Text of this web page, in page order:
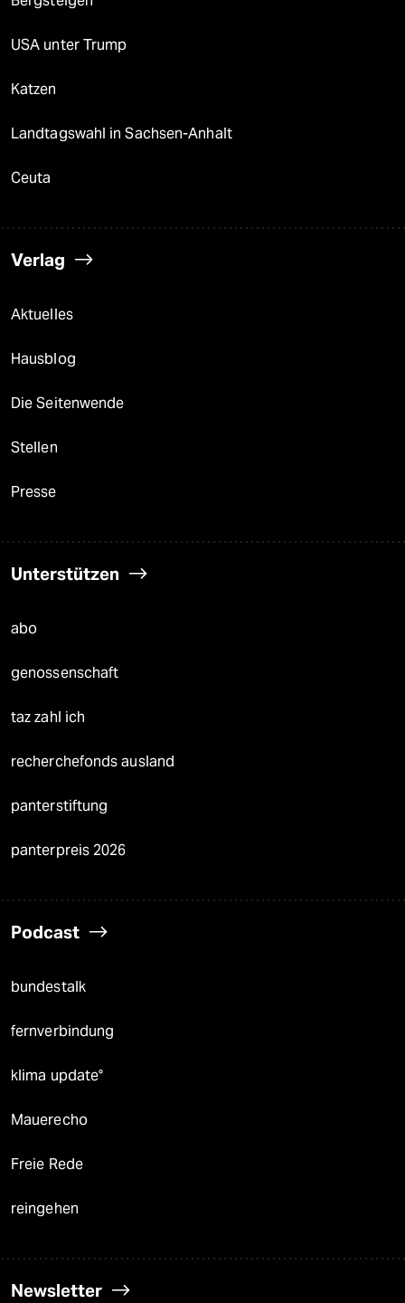
USA unter Trump
Katzen
Landtagswahl in Sachsen-Anhalt
Ceuta
Verlag
Aktuelles
Hausblog
Die Seitenwende
Stellen
Presse
Unterstützen
abo
genossenschaft
taz zahl ich
recherchefonds ausland
panterstiftung
panterpreis 2026
Podcast
bundestalk
fernverbindung
klima update°
Mauerecho
Freie Rede
reingehen
Newsletter